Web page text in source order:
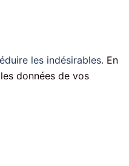
les indésirables. En
données de vos